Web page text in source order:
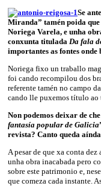
Se
Miranda” tamén poida
Noriega Varela, e unha
conxunta titulada Da fala
importantes as fontes onde
Noriega fixo un traballo
foi cando recompilou dos
referente tamén no campo
cando lle puxemos título ao
Non podemos deixar de
fantasía popular de Galicia
revista? Canto queda
A pesar de que xa conta dez
unha obra inacabada pero
sobre este patrimonio e,
que comeza cada instante.